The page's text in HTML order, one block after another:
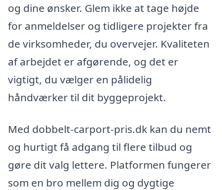
og dine ønsker. Glem ikke at tage højde
for anmeldelser og tidligere projekter fra
de virksomheder, du overvejer. Kvaliteten
af arbejdet er afgørende, og det er
vigtigt, du vælger en pålidelig
håndværker til dit byggeprojekt.
Med dobbelt-carport-pris.dk kan du nemt
og hurtigt få adgang til flere tilbud og
gøre dit valg lettere. Platformen fungerer
som en bro mellem dig og dygtige